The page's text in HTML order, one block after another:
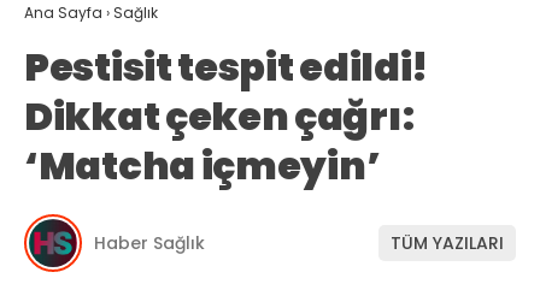
Ana Sayfa › Sağlık
Pestisit tespit edildi!
Dikkat çeken çağrı:
‘Matcha içmeyin’
Haber Sağlık TÜM YAZILARI